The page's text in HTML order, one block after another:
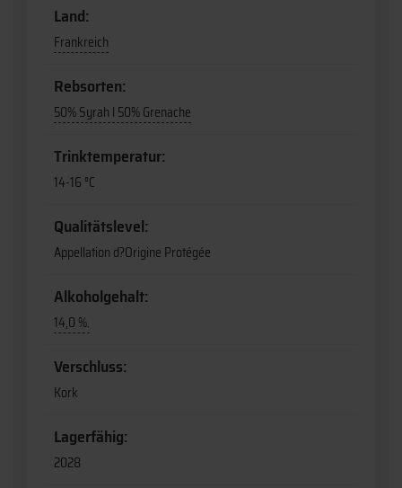
Land:
Frankreich
Rebsorten:
50% Syrah l 50% Grenache
Trinktemperatur:
14-16 °C
Qualitätslevel:
Appellation d?Origine Protégée
Alkoholgehalt:
14,0 %.
Verschluss:
Kork
Lagerfähig:
2028